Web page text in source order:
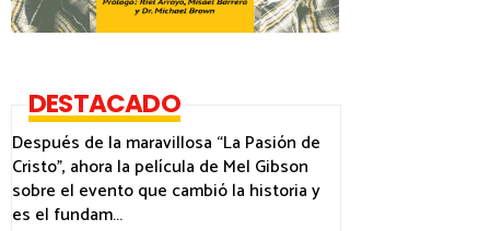
DESTACADO
Después de la maravillosa “La Pasión de
Cristo”, ahora la película de Mel Gibson
sobre el evento que cambió la historia y
es el fundam...